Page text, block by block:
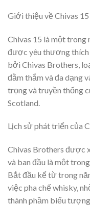
Giới thiệu về Chivas 15
Chivas 15 là một trong
được yêu thương
bởi Chivas Brothers,
đằm thắm và đa dạng
trọng và truyền thống
Scotland.
Lịch sử phát triển của
Chivas Brothers được
và ban đầu là một
Bắt đầu kể từ trong
việc pha chế whisky,
thành phầm biểu